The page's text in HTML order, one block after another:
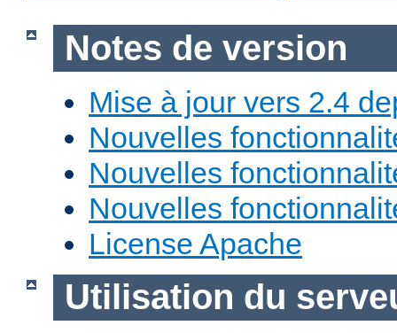
Notes de version
Mise à jour vers 2.4
Nouvelles
Nouvelles
Nouvelles
License Apache
Utilisation du